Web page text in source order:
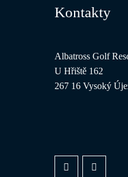
Kontakty
Albatross Golf
U Hřiště 162
267 16 Vysoký